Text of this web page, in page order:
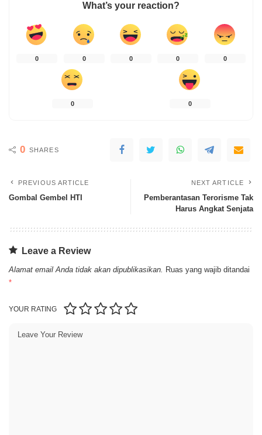
What’s your reaction?
0 0 0 0 0
0 0
0 SHARES
PREVIOUS ARTICLE
Gombal Gembel HTI
NEXT ARTICLE
Pemberantasan Terorisme Tak
Harus Angkat Senjata
Leave a Review
Alamat email Anda tidak akan dipublikasikan. Ruas yang wajib ditandai
*
YOUR RATING